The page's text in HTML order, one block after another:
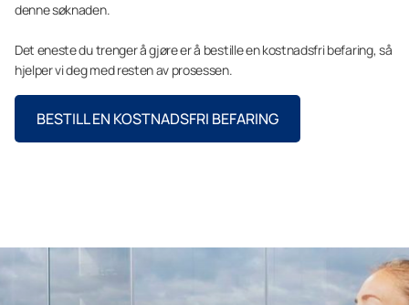
denne søknaden.
Det eneste du trenger å gjøre er å bestille en kostnadsfri befaring, så
hjelper vi deg med resten av prosessen.
BESTILL EN KOSTNADSFRI BEFARING